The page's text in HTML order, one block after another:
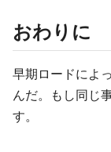
おわりに
早期ロードによ
んだ。もし同じ
す。